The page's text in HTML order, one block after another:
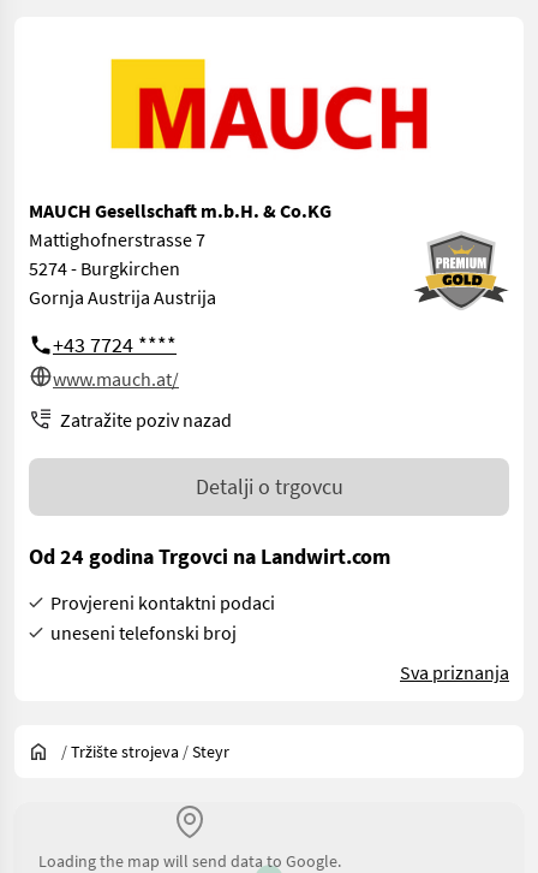
MAUCH Gesellschaft m.b.H. & Co.KG
Mattighofnerstrasse 7
5274 - Burgkirchen
Gornja Austrija Austrija
+43 7724 ****
www.mauch.at/
Zatražite poziv nazad
Detalji o trgovcu
Od 24 godina Trgovci na Landwirt.com
Provjereni kontaktni podaci
uneseni telefonski broj
Sva priznanja
/Tržište strojeva /Steyr
Loading the map will send data to Google.